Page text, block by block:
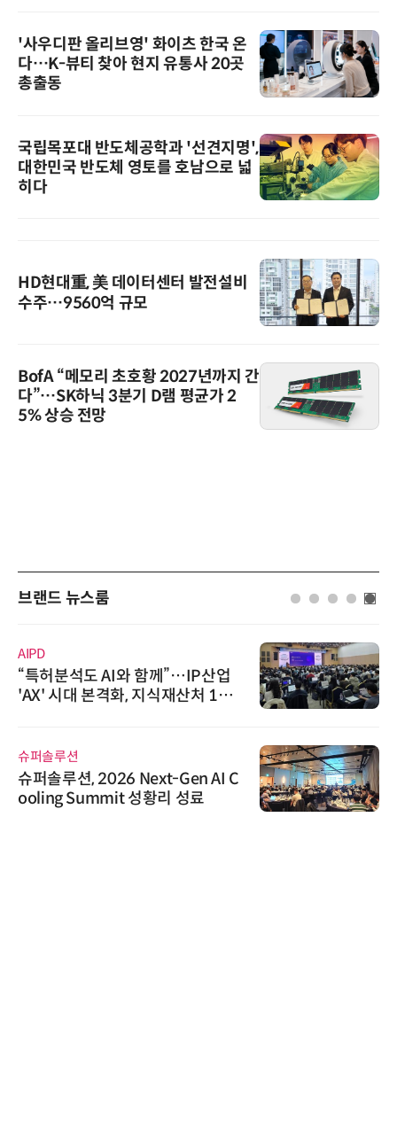
'사우디판 올리브영' 화이츠 한국 온
다…K-뷰티 찾아 현지 유통사 20곳
총출동
국립목포대 반도체공학과 '선견지명',
대한민국 반도체 영토를 호남으로 넓
히다
HD현대重, 美 데이터센터 발전설비
수주…9560억 규모
BofA “메모리 초호황 2027년까지 간
다”…SK하닉 3분기 D램 평균가 2
5% 상승 전망
브랜드 뉴스룸
AIPD
“특허분석도 AI와 함께”…IP산업
'AX' 시대 본격화, 지식재산처 1호
슈퍼솔루션
슈퍼솔루션, 2026 Next-Gen AI C
ooling Summit 성황리 성료